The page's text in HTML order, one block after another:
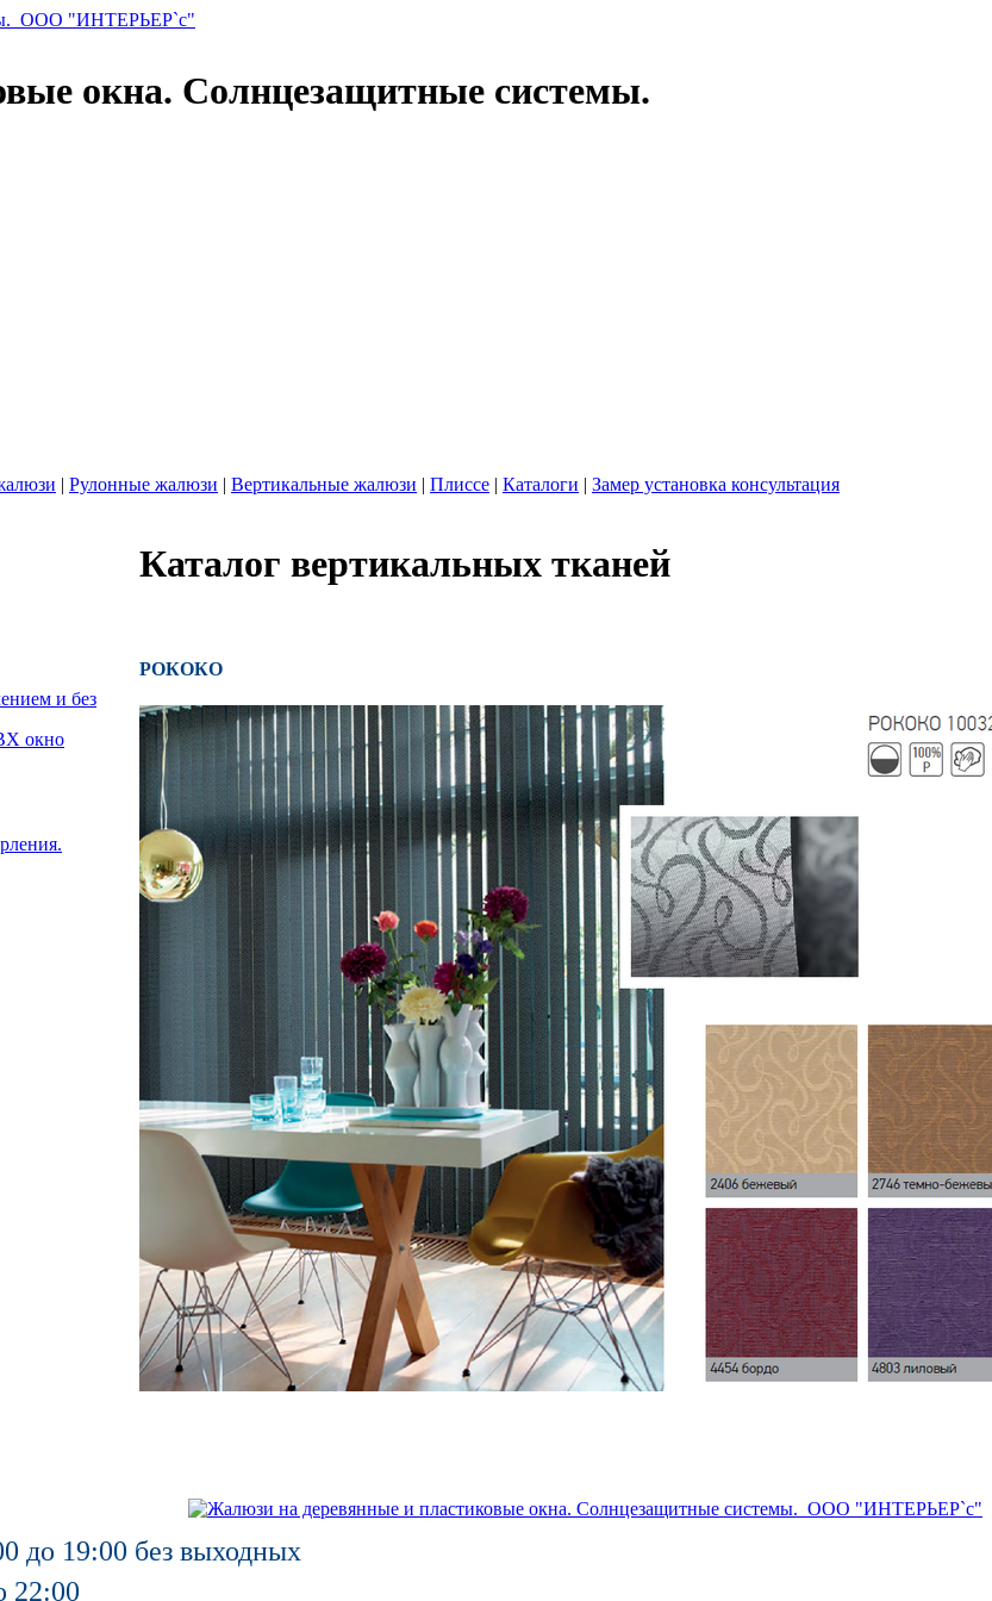
окна. Солнцезащитные системы.
| Рулонные жалюзи | Вертикальные жалюзи | Плиссе | Каталоги | Замер установка консультация
и без
окно
Каталог вертикальных тканей
РОКОКО
до 19:00 без выходных
22:00